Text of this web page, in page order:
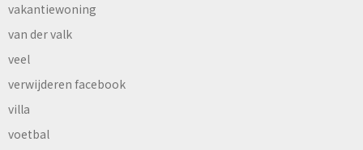
vakantiewoning
van der valk
veel
verwijderen facebook
villa
voetbal